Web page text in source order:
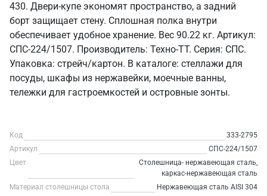
430. Двери-купе экономят пространство, а задний
борт защищает стену. Сплошная полка внутри
обеспечивает удобное хранение. Вес 90.22 кг. Артикул:
СПС-224/1507. Производитель: Техно-ТТ. Серия: СПС.
Упаковка: стрейч/картон. В каталоге: стеллажи для
посуды, шкафы из нержавейки, моечные ванны,
тележки для гастроемкостей и островные зонты.
Код
333-2795
Артикул
СПС-224/1507
Цвет
Столешница- нержавеющая сталь,
каркас-нержавеющая сталь
Материал столешницы стола
Нержавеющая сталь AISI 304